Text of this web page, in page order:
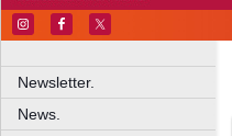
Newsletter.
News.